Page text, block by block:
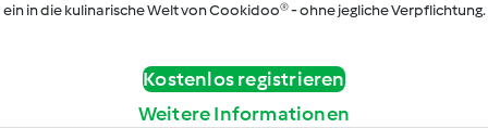
ein in die kulinarische Welt von Cookidoo® - ohne jegliche Verpflichtung.
Kostenlos registrieren
Weitere Informationen